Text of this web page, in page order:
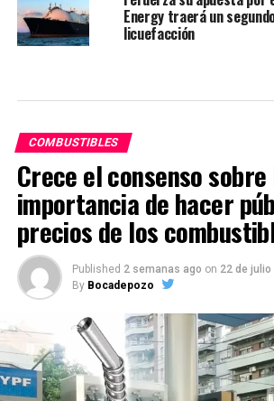
Energy traerá un
licuefacción
COMBUSTIBLES
Crece el consenso sobre
importancia de hacer
precios de los
Published 2 semanas ago on 22 de julio
By Bocadepozo